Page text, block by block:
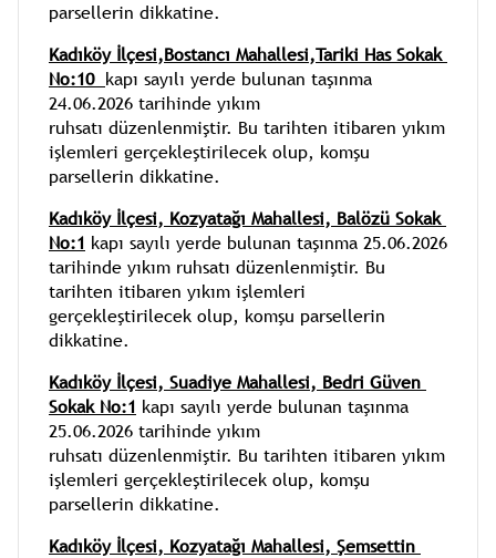
parsellerin dikkatine.
Kadıköy İlçesi,Bostancı Mahallesi,Tariki Has Sokak
No:10 kapı sayılı yerde bulunan taşınma
24.06.2026 tarihinde yıkım
ruhsatı düzenlenmiştir. Bu tarihten itibaren yıkım
işlemleri gerçekleştirilecek olup, komşu
parsellerin dikkatine.
Kadıköy İlçesi, Kozyatağı Mahallesi, Balözü Sokak
No:1 kapı sayılı yerde bulunan taşınma 25.06.2026
tarihinde yıkım ruhsatı düzenlenmiştir. Bu
tarihten itibaren yıkım işlemleri
gerçekleştirilecek olup, komşu parsellerin
dikkatine.
Kadıköy İlçesi, Suadiye Mahallesi, Bedri Güven
Sokak No:1 kapı sayılı yerde bulunan taşınma
25.06.2026 tarihinde yıkım
ruhsatı düzenlenmiştir. Bu tarihten itibaren yıkım
işlemleri gerçekleştirilecek olup, komşu
parsellerin dikkatine.
Kadıköy İlçesi, Kozyatağı Mahallesi, Şemsettin